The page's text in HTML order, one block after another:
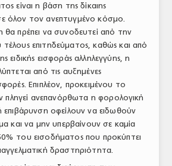
είναι η βάση της δίκαιης
όλον τον ανεπτυγμένο κόσμο.
πρέπει να συνοδευτεί από την
επιτηδεύματος, καθώς και από
ειδικής εισφοράς αλληλεγγύης, η
από τις αυξημένες
Επιπλέον, προκειμένου το
πληγεί ανεπανόρθωτα η φορολογική
επιβάρυνση οφείλουν να ειδωθούν
και να μην υπερβαίνουν σε καμία
του εισοδήματος που προκύπτει
δραστηριότητα.